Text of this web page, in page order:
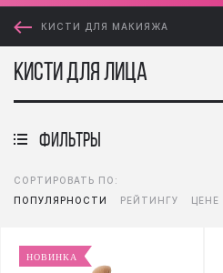
КИСТИ ДЛЯ МАКИЯЖА
Кисти для лица
фильтры
СОРТИРОВАТЬ ПО:
ПОПУЛЯРНОСТИ
РЕЙТИНГУ ЦЕНЕ
НОВИНКА